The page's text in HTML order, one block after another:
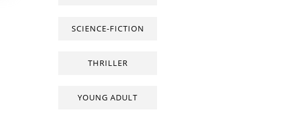
SCIENCE-FICTION
THRILLER
YOUNG ADULT